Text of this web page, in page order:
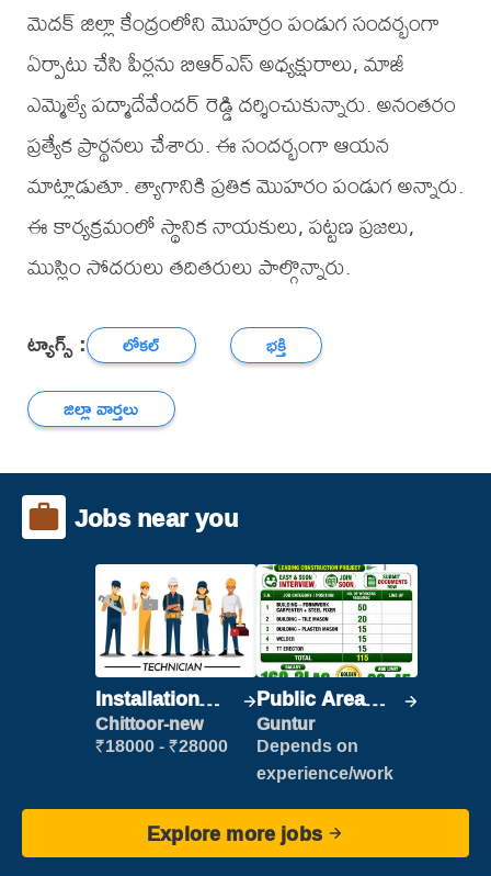
మెదక్ జిల్లా కేంద్రంలోని మొహర్రం పండుగ సందర్భంగా
ఏర్పాటు చేసి పీర్లను బిఆర్ఎస్ అధ్యక్షురాలు, మాజీ
ఎమ్మెల్యే పద్మాదేవేందర్ రెడ్డి దర్శించుకున్నారు. అనంతరం
ప్రత్యేక ప్రార్థనలు చేశారు. ఈ సందర్భంగా ఆయన
మాట్లాడుతూ. త్యాగానికి ప్రతిక మొహరం పండుగ అన్నారు.
ఈ కార్యక్రమంలో స్థానిక నాయకులు, పట్టణ ప్రజలు,
ముస్లిం సోదరులు తదితరులు పాల్గొన్నారు.
ట్యాగ్స్ : లోకల్
భక్తి
జిల్లా వార్తలు
Jobs near you
Installation
Engineer/
Helper
Chittoor-new
₹18000 - ₹28000
Public Area
Cleaner
Guntur
Depends on
experience/work
Explore more jobs